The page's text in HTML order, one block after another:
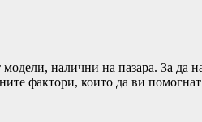
налични на пазара. За
фактори, които да ви